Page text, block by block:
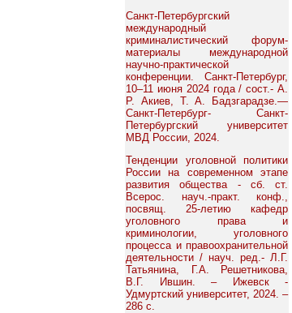
Санкт-Петербургский
международный
криминалистический форум-
материалы международной
научно-практической
конференции. Санкт-Петербург,
10–11 июня 2024 года / сост.- А.
Р. Акиев, Т. А. Бадзгарадзе.—
Санкт-Петербург- Санкт-
Петербургский университет
МВД России, 2024.
Тенденции уголовной политики
России на современном этапе
развития общества - сб. ст.
Всерос. науч.-практ. конф.,
посвящ. 25-летию кафедр
уголовного права и
криминологии, уголовного
процесса и правоохранительной
деятельности / науч. ред.- Л.Г.
Татьянина, Г.А. Решетникова,
В.Г. Ившин. – Ижевск -
Удмуртский университет, 2024. –
286 с.